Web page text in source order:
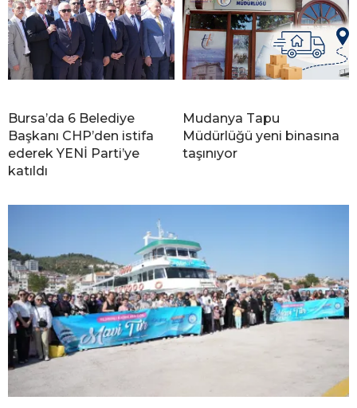
Bursa’da 6 Belediye
Başkanı CHP’den istifa
ederek YENİ Parti’ye
katıldı
Mudanya Tapu
Müdürlüğü yeni binasına
taşınıyor